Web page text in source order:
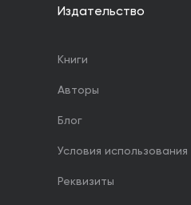
Издательство
Книги
Авторы
Блог
Условия использования
Реквизиты